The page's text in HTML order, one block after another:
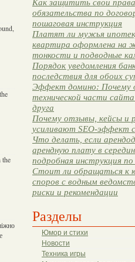
Как защитить свои
обязательства по
пошаговая инструкция
Платят ли мужья
квартира оформлена на
тонкости и подводные
Порядок уведомления
последствия для обоих
Эффект домино: Почему
технической части
друга
Почему отзывы, кейсы и
усиливают SEO-эффект
Что делать, если
арендную плату в
подробная инструкция
Стоит ли обращаться к
споров с водным
риски и рекомендации
Разделы
Юмор и стихи
Новости
Техника игры
the